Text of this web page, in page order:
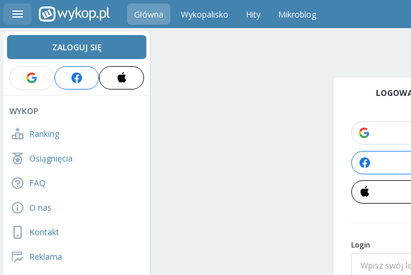
Główna Wykopalisko Hity Mikroblog
ZALOGUJ SIĘ
WYKOP
Ranking
Osiągnięcia
FAQ
O nas
Kontakt
Reklama
Login